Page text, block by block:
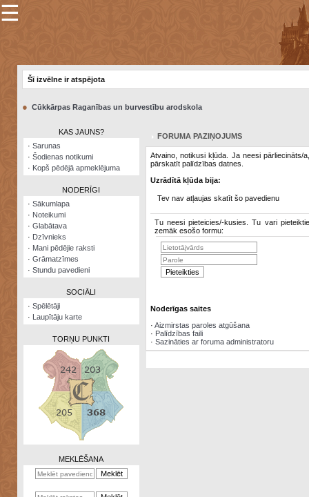
×
Šodienas
notikumi
Visatcera
almanahs
Arhīvs
Zināšanu
☰
Šī izvēlne ir atspējota
● Cūkkārpas Raganības un burvestību arodskola
KAS JAUNS?
· Sarunas
· Šodienas notikumi
· Kopš pēdējā apmeklējuma
NODERĪGI
· Sākumlapa
· Noteikumi
· Glabātava
· Dzīvnieks
· Mani pēdējie raksti
· Grāmatzīmes
· Stundu pavedieni
SOCIĀLI
· Spēlētāji
· Laupītāju karte
TORŅU PUNKTI
MEKLĒŠANA
FORUMA PAZIŅOJUMS
Atvaino, notikusi kļūda. Ja neesi pārliecināts/
pārskatīt palīdzības datnes.
Uzrādītā kļūda bija:
Tev nav atļaujas skatīt šo pavedienu
Tu neesi pieteicies/-kusies. Tu vari
zemāk esošo formu:
Noderīgas saites
· Aizmirstas paroles atgūšana
· Palīdzības faili
· Sazināties ar foruma administratoru